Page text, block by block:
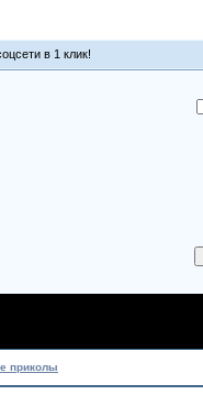
в 1 клик!
приколы